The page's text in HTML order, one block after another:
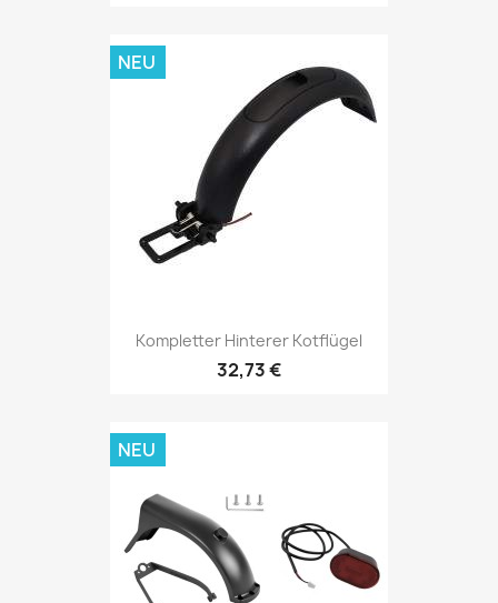
Kompletter Hinterer Kotflügel
32,73 €
NEU
NEU